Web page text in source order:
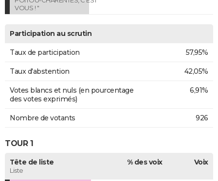
VOUS ! "
Participation au scrutin
Taux de participation 57,95%
Taux d'abstention 42,05%
Votes blancs et nuls (en pourcentage
des votes exprimés)
6,91%
Nombre de votants 926
TOUR 1
Tête de liste
Liste
% des voix Voix